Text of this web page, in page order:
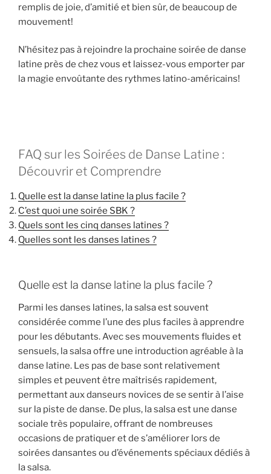
remplis de joie, d’amitié et bien sûr, de beaucoup de
mouvement!
N’hésitez pas à rejoindre la prochaine soirée de danse
latine près de chez vous et laissez-vous emporter par
la magie envoûtante des rythmes latino-américains!
FAQ sur les Soirées de Danse Latine :
Découvrir et Comprendre
Quelle est la danse latine la plus facile ?
C’est quoi une soirée SBK ?
Quels sont les cinq danses latines ?
Quelles sont les danses latines ?
Quelle est la danse latine la plus facile ?
Parmi les danses latines, la salsa est souvent
considérée comme l’une des plus faciles à apprendre
pour les débutants. Avec ses mouvements fluides et
sensuels, la salsa offre une introduction agréable à la
danse latine. Les pas de base sont relativement
simples et peuvent être maîtrisés rapidement,
permettant aux danseurs novices de se sentir à l’aise
sur la piste de danse. De plus, la salsa est une danse
sociale très populaire, offrant de nombreuses
occasions de pratiquer et de s’améliorer lors de
soirées dansantes ou d’événements spéciaux dédiés à
la salsa.